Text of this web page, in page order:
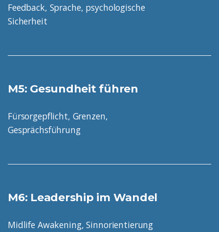
Feedback, Sprache, psychologische
Sicherheit
M5: Gesundheit führen
Fürsorgepflicht, Grenzen,
Gesprächsführung
M6: Leadership im Wandel
Midlife Awakening, Sinnorientierung